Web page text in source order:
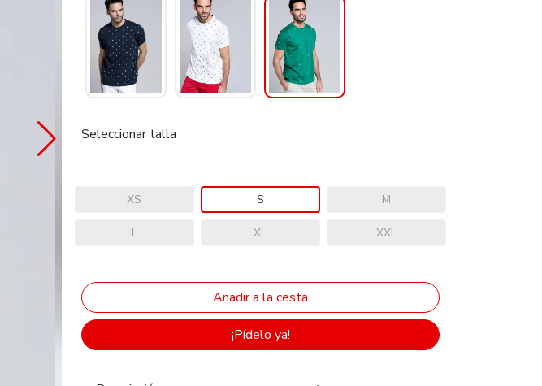
Seleccionar talla
XS S M
L XL XXL
¡Pídelo ya!